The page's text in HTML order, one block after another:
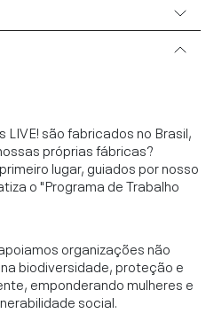
são fabricados no Brasil,
próprias fábricas?
lugar, guiados por nosso
o "Programa de Trabalho
organizações não
biodiversidade, proteção e
emponderando mulheres e
social.